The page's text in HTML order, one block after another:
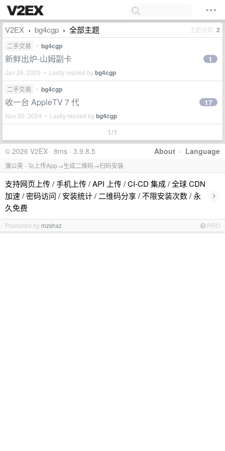
V2EX › bg4cgp › 全部主题 主题总数 2
二手交易 • bg4cgp
新鲜出炉-山姆副卡
Jan 26, 2025 • Lastly replied bybg4cgp
1
二手交易 • bg4cgp
收一台 AppleTV 7 代
Nov 20, 2024 • Lastly replied bybg4cgp
17
1/1
About · Language
© 2026 V2EX · 8ms · 3.9.8.5
蒲公英 - 🚀上传App→生成二维码→扫码安装
支持网页上传 / 手机上传 / API 上传 / CI-CD 集成 / 全球 CDN
加速 / 密码访问 / 安装统计 / 二维码分享 / 不限安装次数 / 永
久免费
›
Promoted by mzshxz PRO